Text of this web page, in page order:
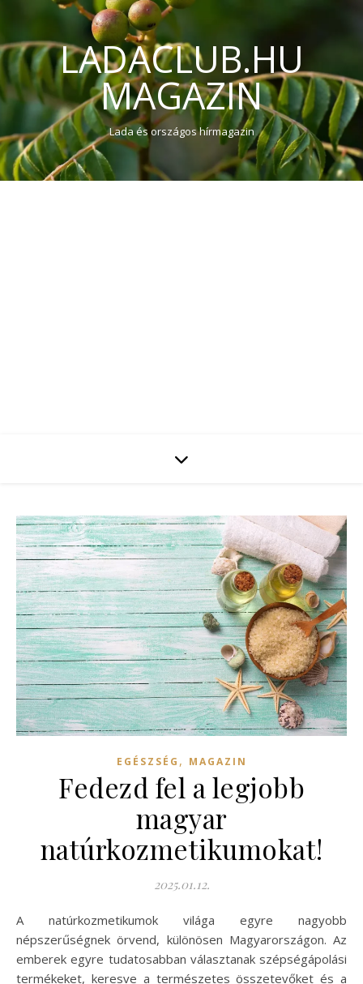
LADACLUB.HU
MAGAZIN
Lada és országos hírmagazin
EGÉSZSÉG , MAGAZIN
Fedezd fel a legjobb
magyar
natúrkozmetikumokat!
2025.01.12.
A natúrkozmetikumok világa egyre nagyobb
népszerűségnek örvend, különösen Magyarországon. Az
emberek egyre tudatosabban választanak szépségápolási
termékeket, keresve a természetes összetevőket és a